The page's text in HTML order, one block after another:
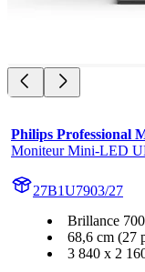
Philips Professional
Moniteur Mini-LED
27B1U7903/27
Brillance
68,6 cm (27
3 840 x 2